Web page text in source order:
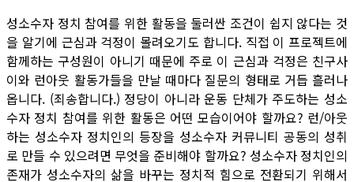
성소수자 정치 참여를 위한 활동을 둘러싼 조건이 쉽지 않다는 것
을 알기에 근심과 걱정이 몰려오기도 합니다. 직접 이 프로젝트에
함께하는 구성원이 아니기 때문에 주로 이 근심과 걱정은 친구사
이와 런아웃 활동가들을 만날 때마다 질문의 형태로 거듭 흘러나
옵니다. (죄송합니다.) 정당이 아니라 운동 단체가 주도하는 성소
수자 정치 참여를 위한 활동은 어떤 모습이어야 할까요? 런/아웃
하는 성소수자 정치인의 등장을 성소수자 커뮤니티 공동의 성취
로 만들 수 있으려면 무엇을 준비해야 할까요? 성소수자 정치인의
존재가 성소수자의 삶을 바꾸는 정치적 힘으로 전환되기 위해서